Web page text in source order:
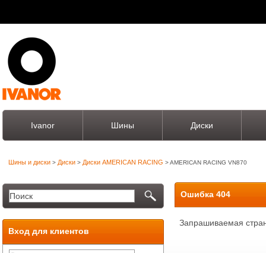
Ivanor Шины Диски
Шины и диски > Диски > Диски AMERICAN RACING > AMERICAN RACING VN870
Вход для клиентов
Ошибка 404
Запрашиваемая